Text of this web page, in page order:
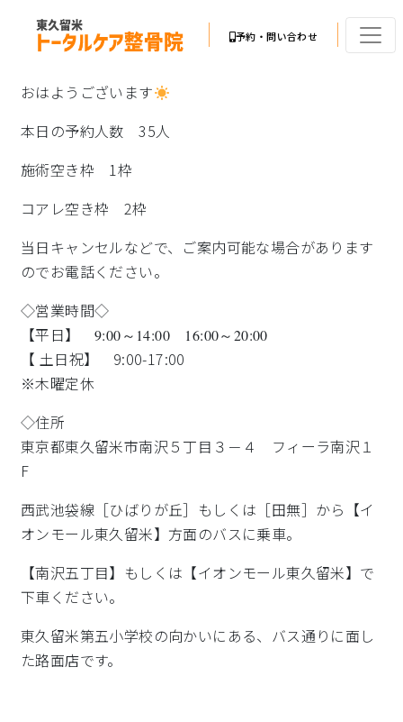
予約・問い合わせ
おはようございます
本日の予約人数 35人
施術空き枠 1枠
コアレ空き枠 2枠
当日キャンセルなどで、ご案内可能な場合があります
のでお電話ください。
◇営業時間◇
【平日】 9:00～14:00 16:00～20:00
【 土日祝】 9:00-17:00
※木曜定休
◇住所
東京都東久留米市南沢５丁目３－４ フィーラ南沢１
F
西武池袋線［ひばりが丘］もしくは［田無］から【イ
オンモール東久留米】方面のバスに乗車。
【南沢五丁目】もしくは【イオンモール東久留米】で
下車ください。
東久留米第五小学校の向かいにある、バス通りに面し
た路面店です。